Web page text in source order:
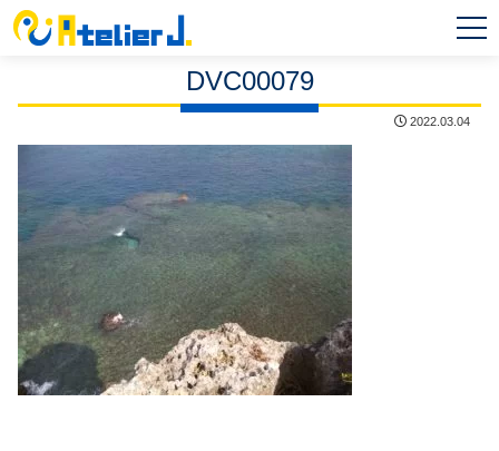
DVC00079
2022.03.04